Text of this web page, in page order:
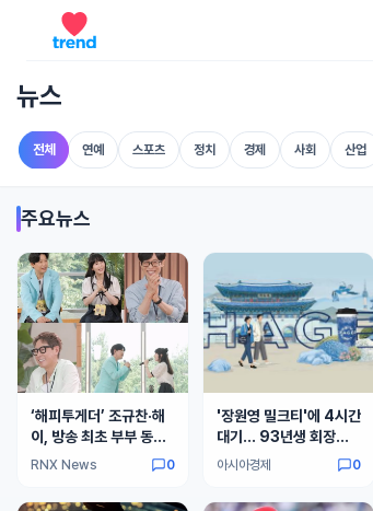
뉴스
전체 연예 스포츠 정치 경제 사회 산업
주요뉴스
‘해피투게더’ 조규찬·해
이, 방송 최초 부부 동반
출격!
RNX News 0
'장원영 밀크티'에 4시간
대기… 93년생 회장님
의 인생 역전
아시아경제 0